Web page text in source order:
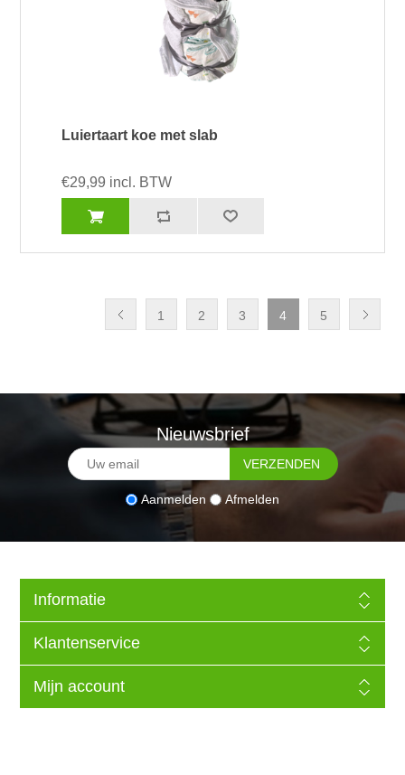
Luiertaart koe met slab
€29,99 incl. BTW
1 2 3 4 5
Nieuwsbrief
Aanmelden Afmelden
Informatie
Klantenservice
Mijn account